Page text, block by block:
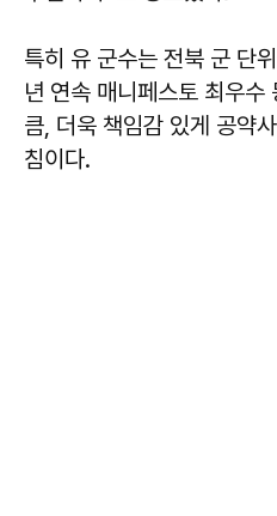
특히 유 군수는 전북 군 단
년 연속 매니페스토 최우
큼, 더욱 책임감 있게 공약
침이다.